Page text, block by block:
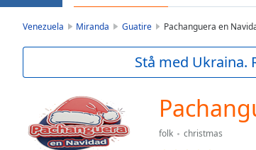
Skip
Current
0.00%
Venezuela Miranda Guatire Pachanguera en
Stå med Ukraina.
folk
christmas